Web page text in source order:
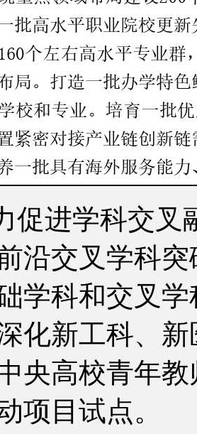
进学科交叉
沿交叉学科
学科和交叉
化新工科、
央高校青年
项目试点。